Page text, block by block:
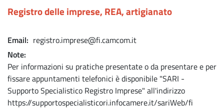
Registro delle imprese, REA, artigianato
Email
registro.imprese@fi.camcom.it
Note
Per informazioni su pratiche presentate o da presentare e per
fissare appuntamenti telefonici è disponibile "SARI -
Supporto Specialistico Registro Imprese" all'indirizzo
https://supportospecialisticori.infocamere.it/sariWeb/fi